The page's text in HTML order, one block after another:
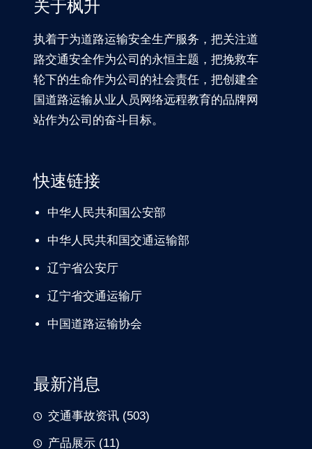
关于枫升
执着于为道路运输安全生产服务，把关注道
路交通安全作为公司的永恒主题，把挽救车
轮下的生命作为公司的社会责任，把创建全
国道路运输从业人员网络远程教育的品牌网
站作为公司的奋斗目标。
快速链接
中华人民共和国公安部
中华人民共和国交通运输部
辽宁省公安厅
辽宁省交通运输厅
中国道路运输协会
最新消息
交通事故资讯 (503)
产品展示 (11)